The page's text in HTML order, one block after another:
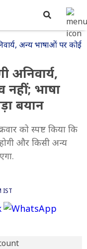
अन्य भाषाओं पर
अनिवार्य,
नहीं; भाषा
बयान
को स्पष्ट किया कि
और किसी अन्य
IST